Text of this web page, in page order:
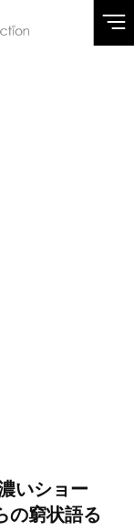
いショー
の窮状語る